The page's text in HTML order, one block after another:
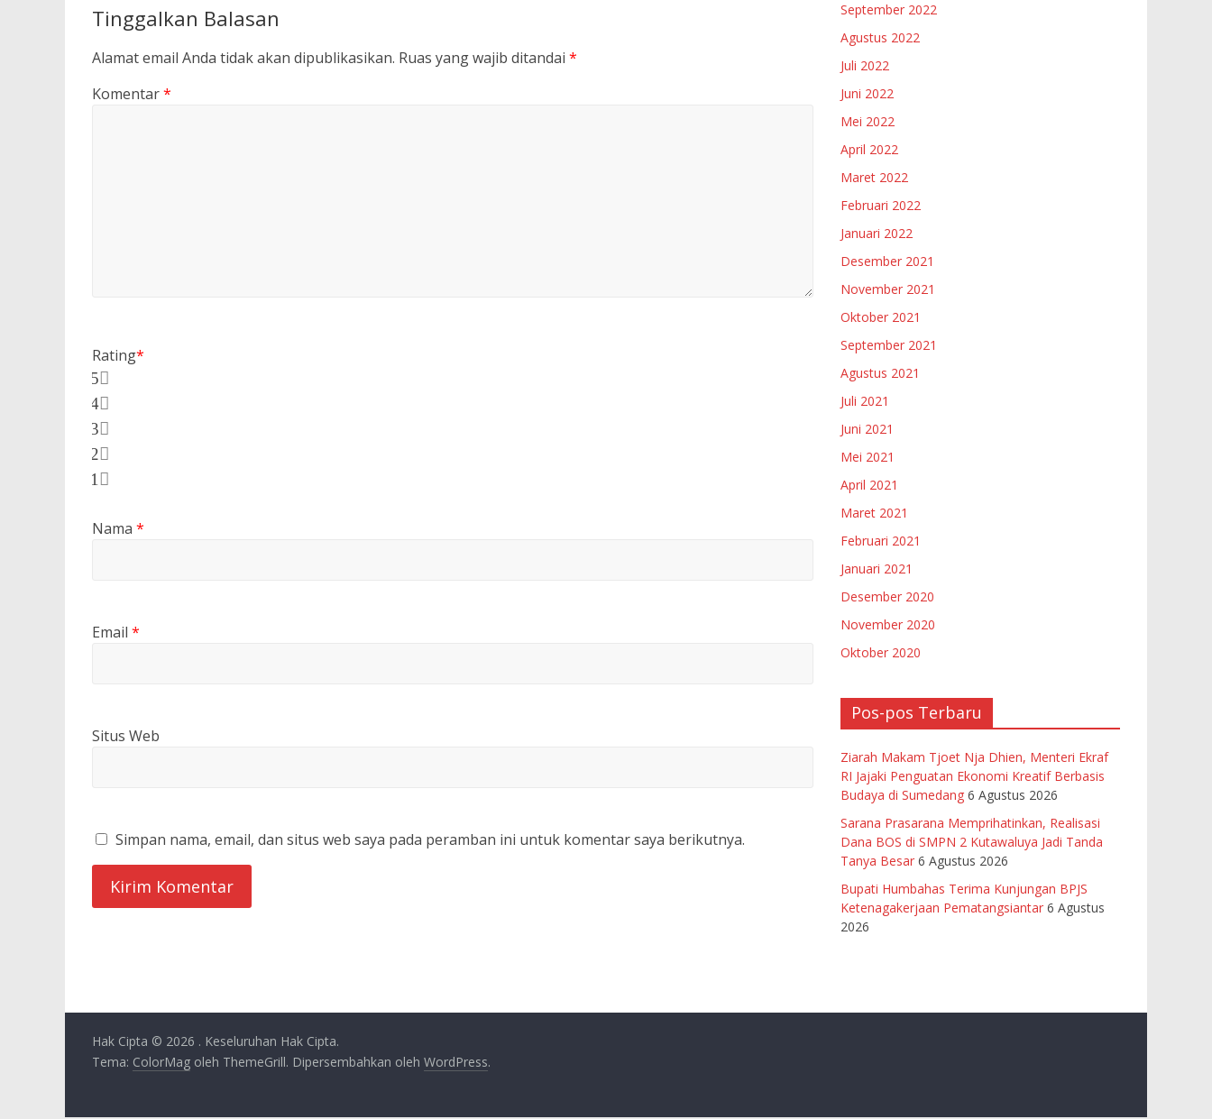
Tinggalkan Balasan
Alamat email Anda tidak akan dipublikasikan. Ruas yang wajib ditandai *
Komentar*
Rating*
5
4
3
2
1
Nama *
Email *
Situs Web
Simpan nama, email, dan situs web saya pada peramban ini untuk komentar saya berikutnya.
September 2022
Agustus 2022
Juli 2022
Juni 2022
Mei 2022
April 2022
Maret 2022
Februari 2022
Januari 2022
Desember 2021
November 2021
Oktober 2021
September 2021
Agustus 2021
Juli 2021
Juni 2021
Mei 2021
April 2021
Maret 2021
Februari 2021
Januari 2021
Desember 2020
November 2020
Oktober 2020
Pos-pos Terbaru
Ziarah Makam Tjoet Nja Dhien, Menteri Ekraf
RI Jajaki Penguatan Ekonomi Kreatif Berbasis
Budaya di Sumedang 6 Agustus 2026
Sarana Prasarana Memprihatinkan, Realisasi
Dana BOS di SMPN 2 Kutawaluya Jadi Tanda
Tanya Besar 6 Agustus 2026
Bupati Humbahas Terima Kunjungan BPJS
Ketenagakerjaan Pematangsiantar 6 Agustus
2026
Hak Cipta © 2026 . Keseluruhan Hak Cipta.
Tema: ColorMag oleh ThemeGrill. Dipersembahkan oleh WordPress.